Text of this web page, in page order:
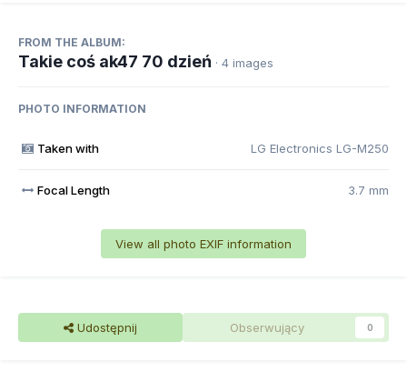
FROM THE ALBUM:
Takie coś ak47 70 dzień · 4 images
PHOTO INFORMATION
Taken with LG Electronics LG-M250
Focal Length 3.7 mm
View all photo EXIF information
Udostępnij Obserwujący 0